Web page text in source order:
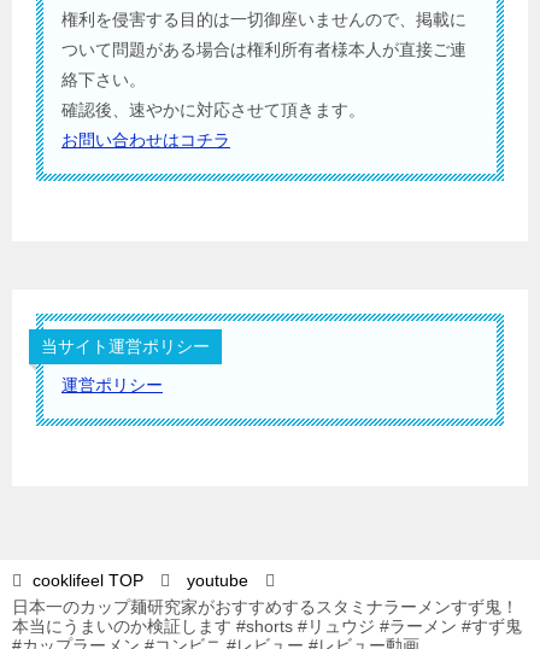
権利を侵害する目的は一切御座いませんので、掲載に
ついて問題がある場合は権利所有者様本人が直接ご連
絡下さい。
確認後、速やかに対応させて頂きます。
お問い合わせはコチラ
当サイト運営ポリシー
運営ポリシー
cooklifeel TOP
youtube
日本一のカップ麺研究家がおすすめするスタミナラーメンすず鬼！
本当にうまいのか検証します #shorts #リュウジ #ラーメン #すず鬼